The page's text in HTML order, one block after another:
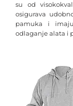
su od
osigurava
pamuka i
odlaganje alata i